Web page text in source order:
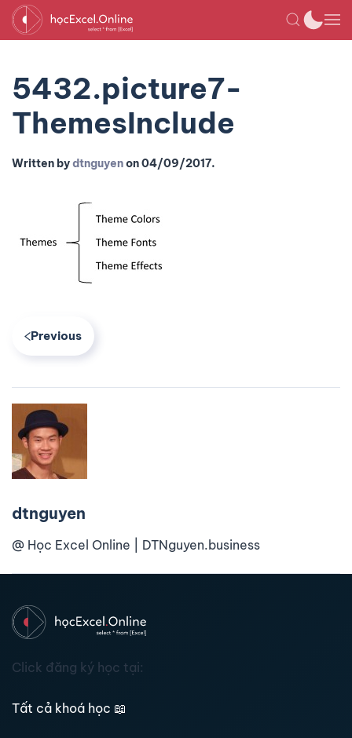
5432.picture7-
ThemesInclude
Written bydtnguyenon04/09/2017.
Previous
dtnguyen
@ Học Excel Online | DTNguyen.business
Click đăng ký học tại:
Tất cả khoá học 📖